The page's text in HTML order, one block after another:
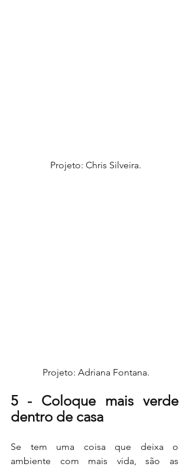
Projeto: Chris Silveira.
Projeto: Adriana Fontana.
5 - Coloque mais verde
dentro de casa
Se tem uma coisa que deixa o